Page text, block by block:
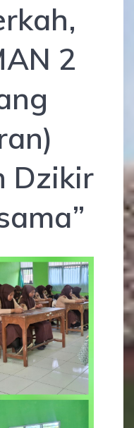
2
Dzikir